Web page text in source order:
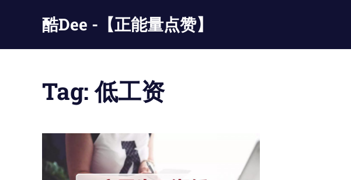
酷Dee -【正能量点赞】
酷
只
酷
Tag:低工资